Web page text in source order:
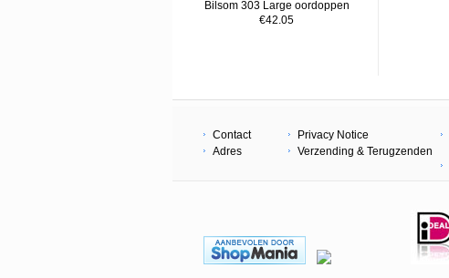
Bilsom 303 Large oordoppen
€42.05
Contact
Adres
Privacy Notice
Verzending & Terugzenden